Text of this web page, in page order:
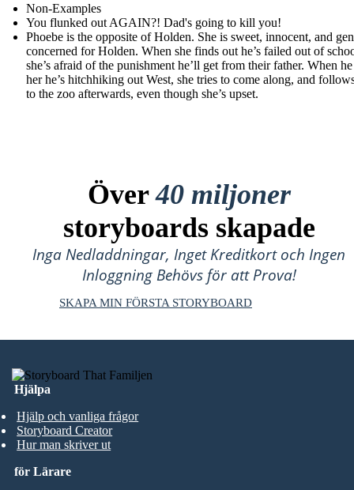
Non-Examples
You flunked out AGAIN?! Dad's going to kill you!
Phoebe is the opposite of Holden. She is sweet, innocent, and
concerned for Holden. When she finds out he’s failed out of
she’s afraid of the punishment he’ll get from their father. When
her he’s hitchhiking out West, she tries to come along, and
to the zoo afterwards, even though she’s upset.
Över40 miljoner
storyboards skapade
Inga Nedladdningar, Inget Kreditkort och Ingen
Inloggning Behövs för att Prova!
SKAPA MIN FÖRSTA STORYBOARD
Hjälpa
Hjälp och vanliga frågor
Storyboard Creator
Hur man skriver ut
för Lärare